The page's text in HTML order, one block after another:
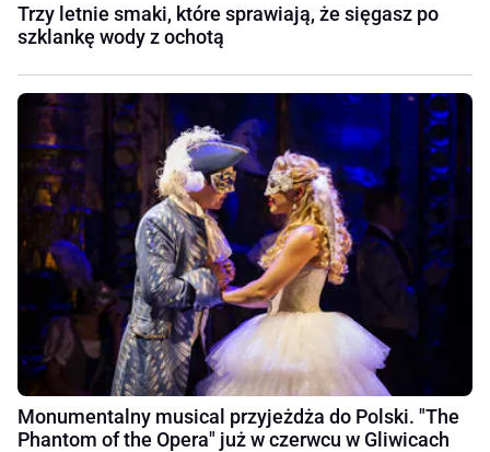
Trzy letnie smaki, które sprawiają, że sięgasz po
szklankę wody z ochotą
Monumentalny musical przyjeżdża do Polski. "The
Phantom of the Opera" już w czerwcu w Gliwicach